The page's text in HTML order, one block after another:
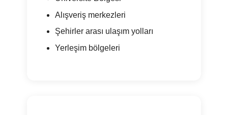
Alışveriş merkezleri
Şehirler arası ulaşım yolları
Yerleşim bölgeleri